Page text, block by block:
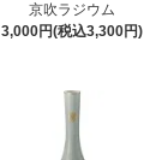
京吹ラジウム
3,000円(税込3,300円)